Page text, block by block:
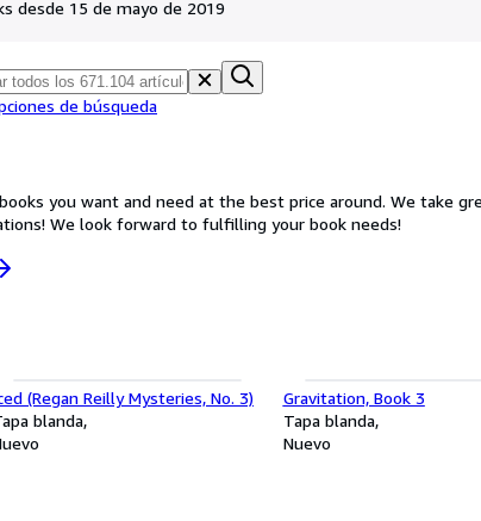
desde 15 de mayo de 2019
de búsqueda
We take great pride in providing prompt and excellent customer service and always working with
customers to meet and exceed expectations! We look forward to fulfilling your book needs!
(Regan Reilly Mysteries, No. 3)
blanda
Gravitation, Book 3
Tapa blanda
Nuevo